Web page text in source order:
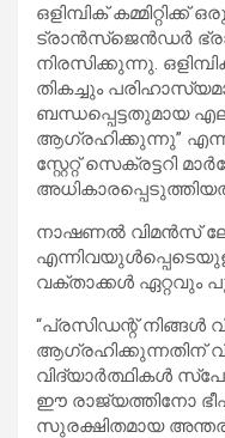
ഒളിമ്പിക് കമ്മിറ്റിക്ക്
ട്രാൻസ്‌ജെൻഡർ
നിരസിക്കുന്നു.
തികച്ചും
ബന്ധപ്പെട്ടതുമായ
ആഗ്രഹിക്കുന്നു”
സ്റ്റേറ്റ് സെക്രട്ടറി
നാഷണൽ വിമൻസ്
വക്താക്കൾ ഏറ്റവും
“പ്രസിഡന്റ് നിങ്ങൾ
ആഗ്രഹിക്കുന്നതിന്
വിദ്യാർത്ഥികൾ
ഈ രാജ്യത്തിനോ
സുരക്ഷിതമായ